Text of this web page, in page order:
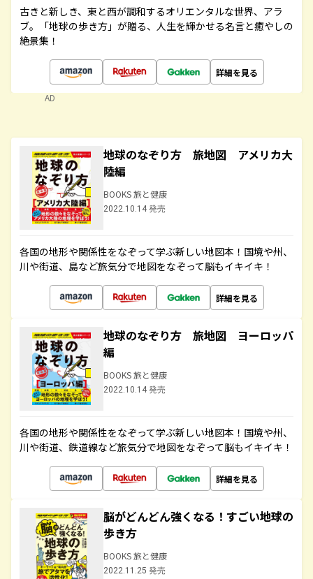
古きと新しき、東と西が調和するオリエンタルな世界、アラ
ブ。「地球の歩き方」が贈る、人生を輝かせる名言と癒やしの
絶景集！
詳細を見る
AD
地球のなぞり方 旅地図 アメリカ大
陸編
BOOKS 旅と健康
2022.10.14 発売
各国の地形や関係性をなぞって学ぶ新しい地図本！国境や州、
川や街道、島など旅気分で地図をなぞって脳もイキイキ！
詳細を見る
地球のなぞり方 旅地図 ヨーロッパ
編
BOOKS 旅と健康
2022.10.14 発売
各国の地形や関係性をなぞって学ぶ新しい地図本！国境や州、
川や街道、鉄道線など旅気分で地図をなぞって脳もイキイキ！
詳細を見る
脳がどんどん強くなる！すごい地球の
歩き方
BOOKS 旅と健康
2022.11.25 発売